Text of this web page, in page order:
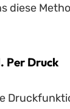
diese
Per Druck